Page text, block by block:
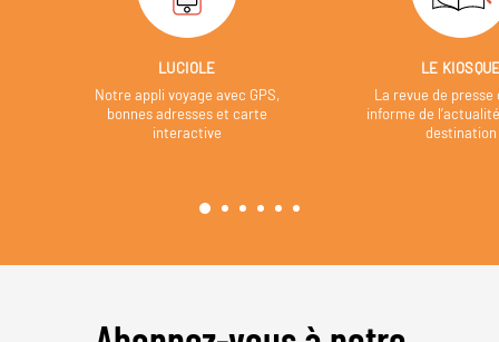
LUCIOLE
Notre appli voyage avec GPS,
bonnes adresses et carte
interactive
LE
La revue de presse
informe de
destination